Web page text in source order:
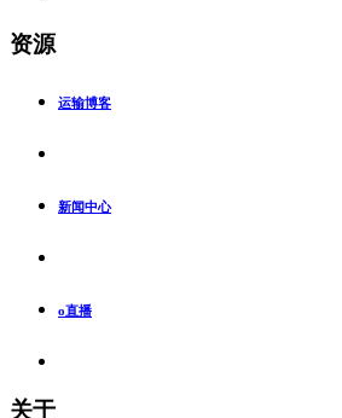
资源
运输博客
新闻中心
o直播
关于